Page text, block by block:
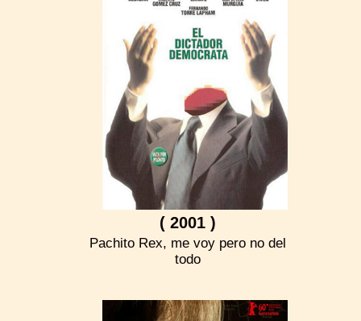
( 2001 )
Pachito Rex, me voy pero no del
todo